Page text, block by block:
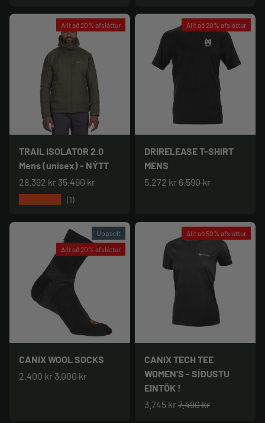
Allt að 20% afsláttur
TRAIL ISOLATOR 2.0
Mens (unisex) - NÝTT
28.392 kr35.490 kr
(1)
Allt að 20% afsláttur
DRIRELEASE T-SHIRT
MENS
5.272 kr6.590 kr
Uppselt
Allt að 20% afsláttur
CANIX WOOL SOCKS
2.400 kr3.000 kr
Allt að 50% afsláttur
CANIX TECH TEE
WOMEN'S - SÍÐUSTU
EINTÖK !
3.745 kr7.490 kr